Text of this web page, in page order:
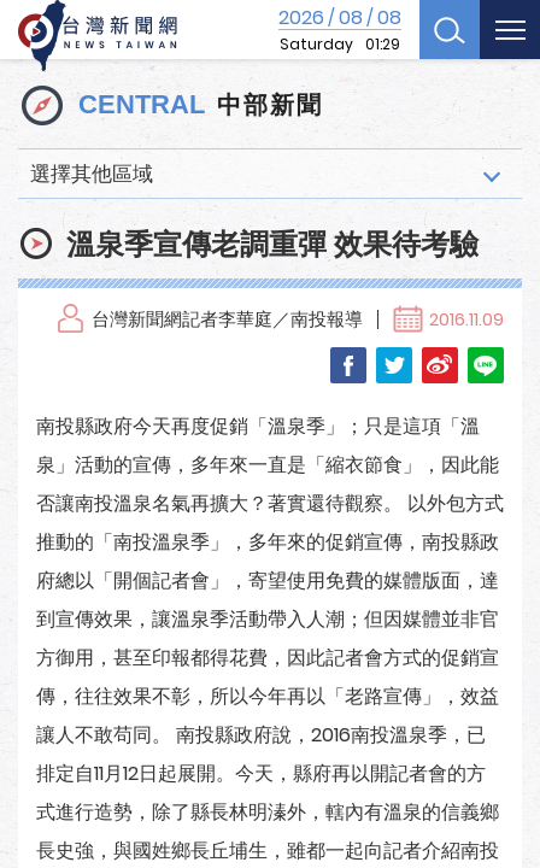
2026/08/08
Saturday 01:29
CENTRAL 中部新聞
選擇其他區域
溫泉季宣傳老調重彈 效果待考驗
台灣新聞網記者李華庭／南投報導 2016.11.09
南投縣政府今天再度促銷「溫泉季」；只是這項「溫
泉」活動的宣傳，多年來一直是「縮衣節食」，因此能
否讓南投溫泉名氣再擴大？著實還待觀察。 以外包方式
推動的「南投溫泉季」，多年來的促銷宣傳，南投縣政
府總以「開個記者會」，寄望使用免費的媒體版面，達
到宣傳效果，讓溫泉季活動帶入人潮；但因媒體並非官
方御用，甚至印報都得花費，因此記者會方式的促銷宣
傳，往往效果不彰，所以今年再以「老路宣傳」，效益
讓人不敢苟同。 南投縣政府說，2016南投溫泉季，已
排定自11月12日起展開。今天，縣府再以開記者會的方
式進行造勢，除了縣長林明溱外，轄內有溫泉的信義鄉
長史強，與國姓鄉長丘埔生，雖都一起向記者介紹南投